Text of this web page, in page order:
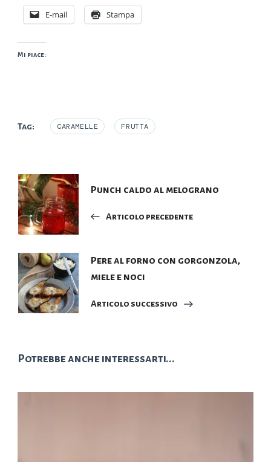
E-mail Stampa
Mi piace:
Tag: CARAMELLE FRUTTA
Navigazione
articoli
Punch caldo al melograno
Articolo precedente
Pere al forno con gorgonzola,
miele e noci
Articolo successivo
Potrebbe anche interessarti...